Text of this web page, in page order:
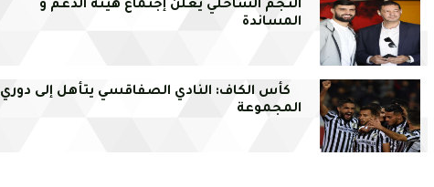
النجم الساحلي يعلن إجتماع هيئة الدعم و
المساندة
كأس الكاف: النادي الصفاقسي يتأهل إلى دوري
المجموعة